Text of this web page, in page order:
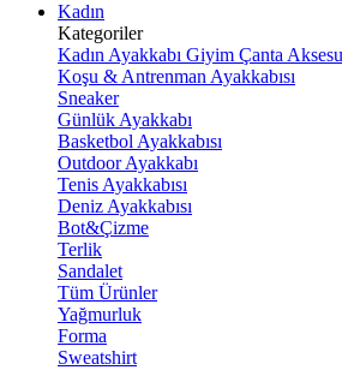
Kadın
Kategoriler
Kadın Ayakkabı Giyim Çanta
Koşu & Antrenman Ayakkabısı
Sneaker
Günlük Ayakkabı
Basketbol Ayakkabısı
Outdoor Ayakkabı
Tenis Ayakkabısı
Deniz Ayakkabısı
Bot&Çizme
Terlik
Sandalet
Tüm Ürünler
Yağmurluk
Forma
Sweatshirt